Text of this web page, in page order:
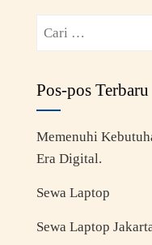
Pos-pos Terbaru
Memenuhi
Era Digital.
Sewa Laptop
Sewa Laptop